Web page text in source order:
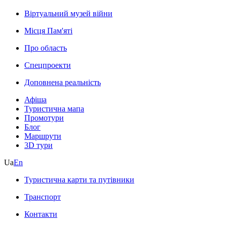
Віртуальний музей війни
Місця Пам'яті
Про область
Спецпроекти
Доповнена реальність
Афіша
Туристична мапа
Промотури
Блог
Маршрути
3D тури
UaEn
Туристична карти та путівники
Транспорт
Контакти